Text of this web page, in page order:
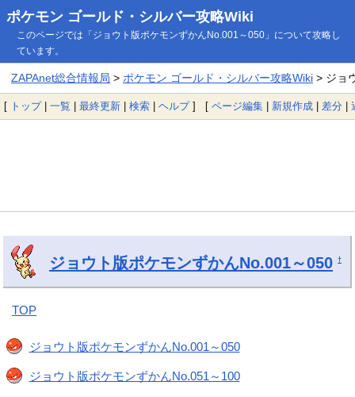
ポケモン ゴールド・シルバー攻略Wiki
このページでは「ジョウト版ポケモンずかんNo.001～050」について攻略し
ています。
ZAPAnet総合情報局 > ポケモン ゴールド・シルバー攻略Wiki> ジョ
[ トップ| 一覧 | 最終更新 | 検索 | ヘルプ] [ ページ編集 | 新規作成 | 差分 |
ジョウト版ポケモンずかんNo.001～050 †
TOP
ジョウト版ポケモンずかんNo.001～050
ジョウト版ポケモンずかんNo.051～100